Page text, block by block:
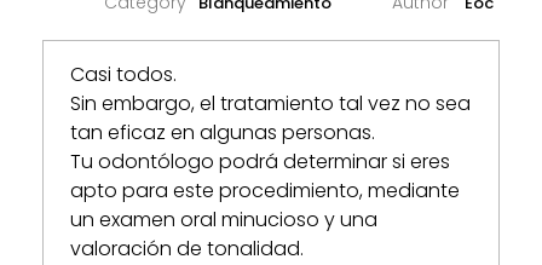
Casi todos.
Sin embargo, el tratamientotal vez no sea
tan eficaz en algunas personas.
Tu odontólogo podrá determinar si eres
apto para este procedimiento, mediante
unexamen oral minucioso y una
valoración de tonalidad.